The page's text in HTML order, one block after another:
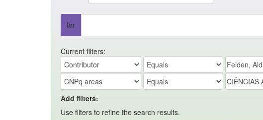
for
Current filters:
Add filters:
Use filters to refine the search results.